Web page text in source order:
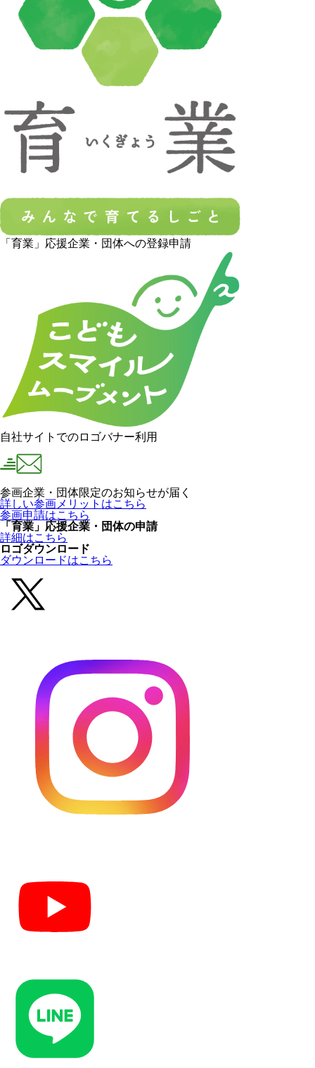
「育業」応援企業・団体への登録申請
自社サイトでのロゴバナー利用
参画企業・団体限定のお知らせが届く
詳しい参画メリットはこちら
参画申請はこちら
「育業」応援企業・団体の申請
詳細はこちら
ロゴダウンロード
ダウンロードはこちら